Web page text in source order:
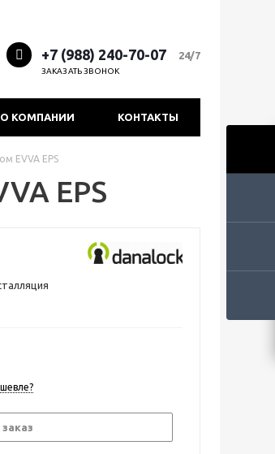
+7 (988) 240-70-07 24/7
ЗАКАЗАТЬ ЗВОНОК
О КОМПАНИИ КОНТАКТЫ
EVVA EPS
EPS